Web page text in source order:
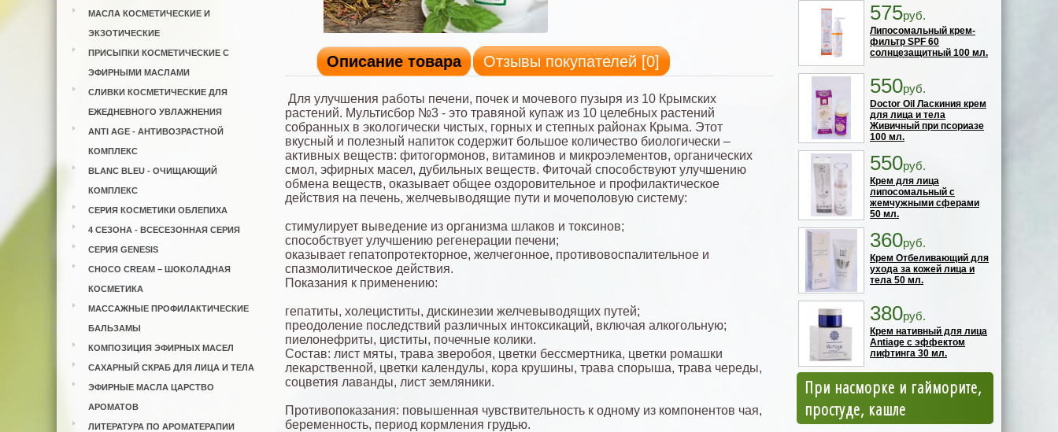
МАСЛА КОСМЕТИЧЕСКИЕ И
ЭКЗОТИЧЕСКИЕ
ПРИСЫПКИ КОСМЕТИЧЕСКИЕ С
ЭФИРНЫМИ МАСЛАМИ
СЛИВКИ КОСМЕТИЧЕСКИЕ ДЛЯ
ЕЖЕДНЕВНОГО УВЛАЖНЕНИЯ
ANTI AGE - АНТИВОЗРАСТНОЙ
КОМПЛЕКС
BLANC BLEU - ОЧИЩАЮЩИЙ
КОМПЛЕКС
СЕРИЯ КОСМЕТИКИ ОБЛЕПИХА
4 СЕЗОНА - ВСЕСЕЗОННАЯ СЕРИЯ
СЕРИЯ GENESIS
CHOCO CREAM – ШОКОЛАДНАЯ
КОСМЕТИКА
МАССАЖНЫЕ ПРОФИЛАКТИЧЕСКИЕ
БАЛЬЗАМЫ
КОМПОЗИЦИЯ ЭФИРНЫХ МАСЕЛ
САХАРНЫЙ СКРАБ ДЛЯ ЛИЦА И ТЕЛА
ЭФИРНЫЕ МАСЛА ЦАРСТВО
АРОМАТОВ
ЛИТЕРАТУРА ПО АРОМАТЕРАПИИ
Описание товара Отзывы покупателей [0]
Для улучшения работы печени, почек и мочевого пузыря из 10 Крымских
растений. Мультисбор №3 - это травяной купаж из 10 целебных растений
собранных в экологически чистых, горных и степных районах Крыма. Этот
вкусный и полезный напиток содержит большое количество биологически –
активных веществ: фитогормонов, витаминов и микроэлементов, органических
смол, эфирных масел, дубильных веществ. Фиточай способствуют улучшению
обмена веществ, оказывает общее оздоровительное и профилактическое
действия на печень, желчевыводящие пути и мочеполовую систему:
стимулирует выведение из организма шлаков и токсинов;
способствует улучшению регенерации печени;
оказывает гепатопротекторное, желчегонное, противовоспалительное и
спазмолитическое действия.
Показания к применению:
гепатиты, холециститы, дискинезии желчевыводящих путей;
преодоление последствий различных интоксикаций, включая алкогольную;
пиелонефриты, циститы, почечные колики.
Состав: лист мяты, трава зверобоя, цветки бессмертника, цветки ромашки
лекарственной, цветки календулы, кора крушины, трава спорыша, трава череды,
соцветия лаванды, лист земляники.
Противопоказания: повышенная чувствительность к одному из компонентов чая,
беременность, период кормления грудью.
575руб.
Липосомальный крем-
фильтр SPF 60
солнцезащитный 100 мл.
550руб.
Doctor Oil Ласкиния крем
для лица и тела
Живичный при псориазе
100 мл.
550руб.
Крем для лица
липосомальный с
жемчужными сферами
50 мл.
360руб.
Крем Отбеливающий для
ухода за кожей лица и
тела 50 мл.
380руб.
Крем нативный для лица
Antiage с эффектом
лифтинга 30 мл.
При насморке и гайморите,
простуде, кашле